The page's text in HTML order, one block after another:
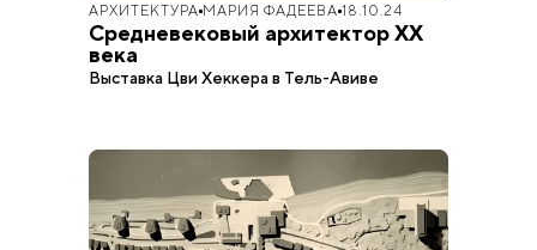
АРХИТЕКТУРА МАРИЯ ФАДЕЕВА 18.10.24
Средневековый архитектор XX
века
Выставка Цви Хеккера в Тель-Авиве